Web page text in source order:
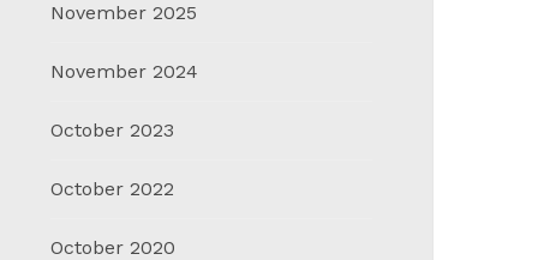
November 2025
November 2024
October 2023
October 2022
October 2020